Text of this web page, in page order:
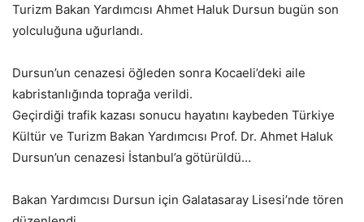
Turizm Bakan Yardımcısı Ahmet Haluk Dursun bugün son
yolculuğuna uğurlandı.
Dursun’un cenazesi öğleden sonra Kocaeli’deki aile
kabristanlığında toprağa verildi.
Geçirdiği trafik kazası sonucu hayatını kaybeden Türkiye
Kültür ve Turizm Bakan Yardımcısı Prof. Dr. Ahmet Haluk
Dursun’un cenazesi İstanbul’a götürüldü…
Bakan Yardımcısı Dursun için Galatasaray Lisesi’nde tören